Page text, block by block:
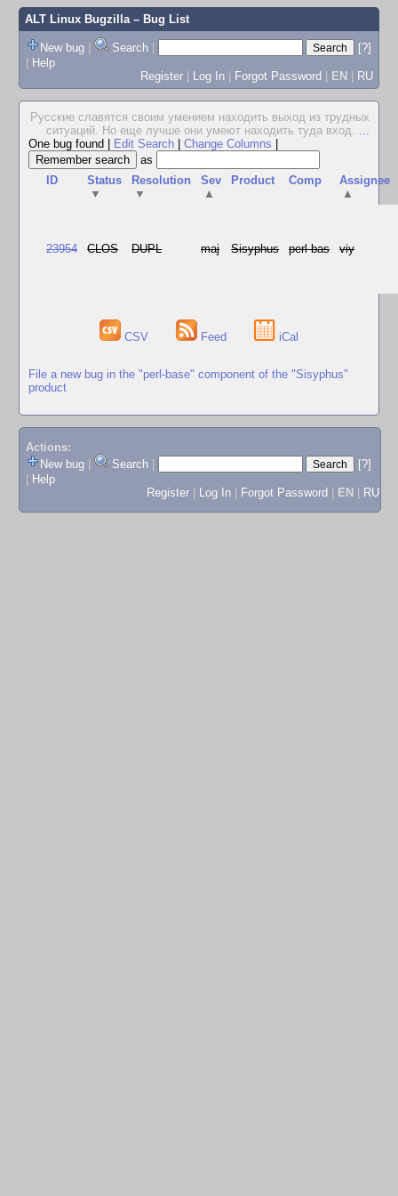
ALT Linux Bugzilla– Bug List
New bug | Search |
[?]
| Help
Register | Log In | Forgot Password | EN | RU
Русские славятся своим умением находить выход из трудных
ситуаций. Но еще лучше они умеют находить туда вход. ...
One bug found
Edit Search Change Columns
as
ID
Status
▼
Resolution
▼
Sev
▲
Product Comp
Assignee
▲
23954 CLOS DUPL maj Sisyphus perl-bas viy
CSV Feed iCal
File a new bug in the "perl-base" component of the "Sisyphus"
product
Actions:
New bug
Search
[?]
Help
Register
Log In Forgot Password EN RU